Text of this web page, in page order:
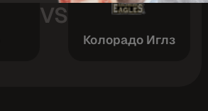
VS
Колорадо Иглз